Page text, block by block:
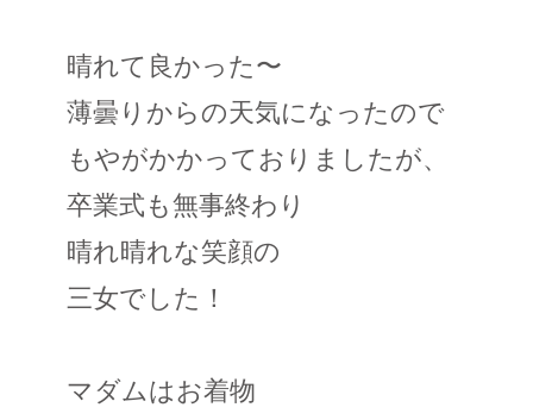
晴れて良かった〜
薄曇りからの天気になったので
もやがかかっておりましたが、
卒業式も無事終わり
晴れ晴れな笑顔の
三女でした！
マダムはお着物